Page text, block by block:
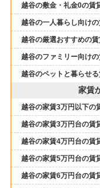
越谷の敷金・礼金0の賃
越谷の一人暮らし向け
越谷の厳選おすすめの
越谷のファミリー向け
越谷のペットと暮らせ
家賃
越谷の家賃3万円以下の
越谷の家賃3万円台の賃
越谷の家賃4万円台の賃
越谷の家賃5万円台の賃
越谷の家賃6万円台の賃